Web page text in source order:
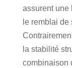
assurent une
le remblai
la stabilité
combinaison